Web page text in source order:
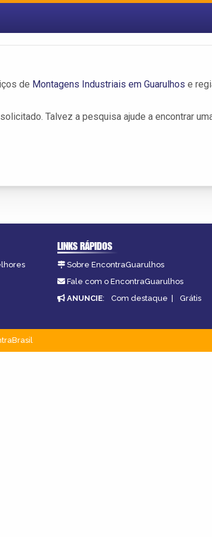
de Montagens Industriais em Guarulhos e
Talvez a pesquisa ajude a encontrar
LINKS RÁPIDOS
Sobre EncontraGuarulhos
Fale com o EncontraGuarulhos
ANUNCIE: Com destaque | Grátis